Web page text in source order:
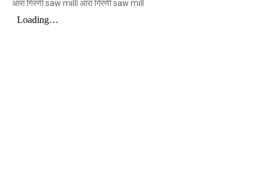
आरा गिरणी saw milll आरा गिरणी saw mill